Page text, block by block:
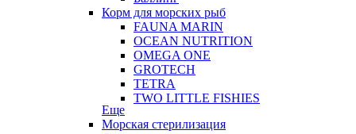
Корм для морских рыб
FAUNA MARIN
OCEAN NUTRITION
OMEGA ONE
GROTECH
TETRA
TWO LITTLE FISHIES
Еще
Морская стерилизация